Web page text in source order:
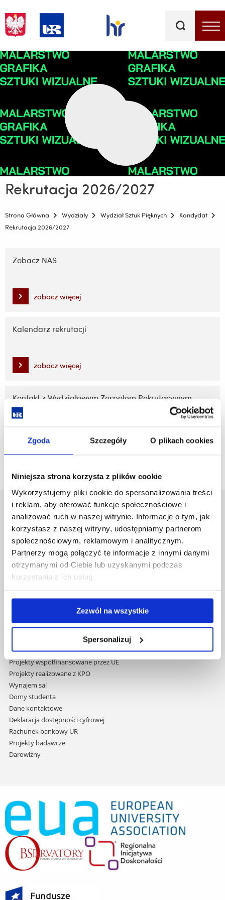
Zgoda Szczegóły O plikach cookies
Niniejsza strona korzysta z plików cookie
Wykorzystujemy pliki cookie do spersonalizowania treści
i reklam, aby oferować funkcje społecznościowe i
analizować ruch w naszej witrynie. Informacje o tym, jak
korzystasz z naszej witryny, udostępniamy partnerom
społecznościowym, reklamowym i analitycznym.
Partnerzy mogą połączyć te informacje z innymi danymi
otrzymanymi od Ciebie lub uzyskanymi podczas
korzystania z ich usług.
Zezwól na wszystkie
Spersonalizuj
kluczowe
Menu - górna belka
Rekrutacja 2026/2027
Strona Główna Wydziały Wydział Sztuk Pięknych
Kandydat
Rekrutacja 2026/2027
nawigację
treści
Zobacz NAS
zobacz więcej
Kalendarz rekrutacji
zobacz więcej
Kontakt z Wydziałowym Zespołem Rekrutacyjnym
Uniwersytet Rzeszowski
Al. Tadeusza Rejtana 16C
35-959 Rzeszów
Pomiń
nawigację
do
Polityka prywatności
Mapa serwisu
Biblioteka
Praca na UR
Fundusze strukturalne
Projekty współfinansowane przez UE
Projekty realizowane z KPO
Wynajem sal
Domy studenta
Dane kontaktowe
Deklaracja dostępności cyfrowej
Rachunek bankowy UR
Projekty badawcze
Darowizny